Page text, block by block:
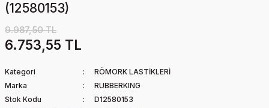
(12580153)
9.987,50 TL
6.753,55 TL
Kategori
RÖMORK LASTİKLERİ
Marka
RUBBERKING
Stok Kodu
D12580153